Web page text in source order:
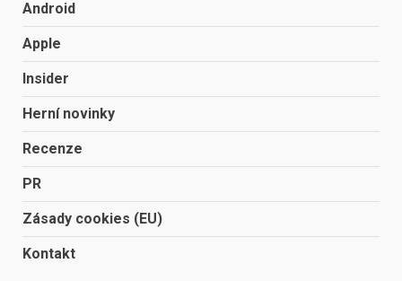
Android
Apple
Insider
Herní novinky
Recenze
PR
Zásady cookies (EU)
Kontakt